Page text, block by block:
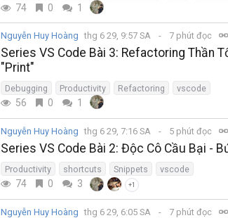
74 0 1
Nguyễn Huy Hoàng thg 6 29, 9:57 SA 7 phút đọc
Series VS Code Bài 3: Refactoring Thần
"Print"
Debugging Productivity Refactoring vscode
56 0 1
Nguyễn Huy Hoàng thg 6 29, 7:16 SA 5 phút đọc
Series VS Code Bài 2: Độc Cô Cầu Bại -
Productivity shortcuts Snippets vscode
74 0 3 +1
Nguyễn Huy Hoàng thg 6 29, 6:05 SA 7 phút đọc